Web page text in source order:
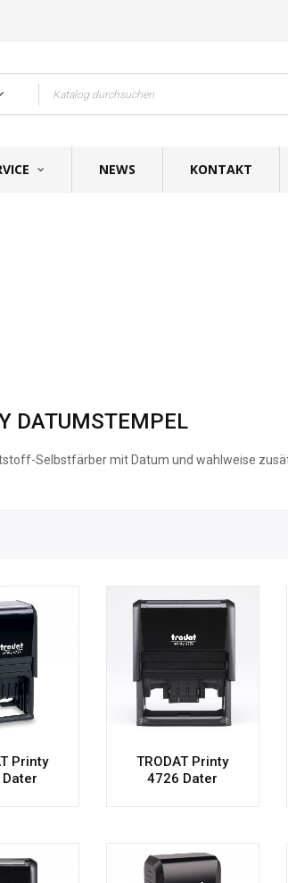
NEWS KONTAKT
DATUMSTEMPEL
Selbstfärber mit Datum und wahlweise
Printy
TRODAT Printy
4726 Dater